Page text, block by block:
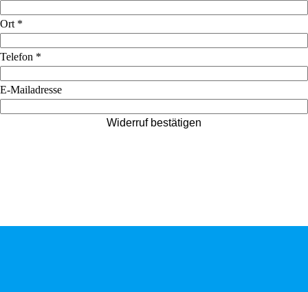
Ort *
Telefon *
E-Mailadresse
Widerruf bestätigen